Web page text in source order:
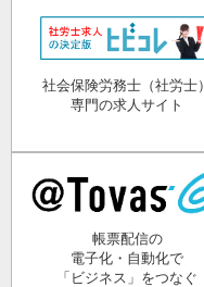
社会保険労務士（社労士）
専門の求人サイト
帳票配信の
電子化・自動化で
「ビジネス」をつなぐ